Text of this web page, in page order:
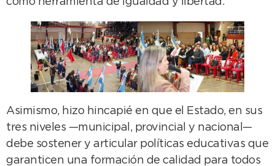
Asimismo, hizo hincapié en que el Estado, en sus
tres niveles —municipal, provincial y nacional—
debe sostener y articular políticas educativas que
garanticen una formación de calidad para todos